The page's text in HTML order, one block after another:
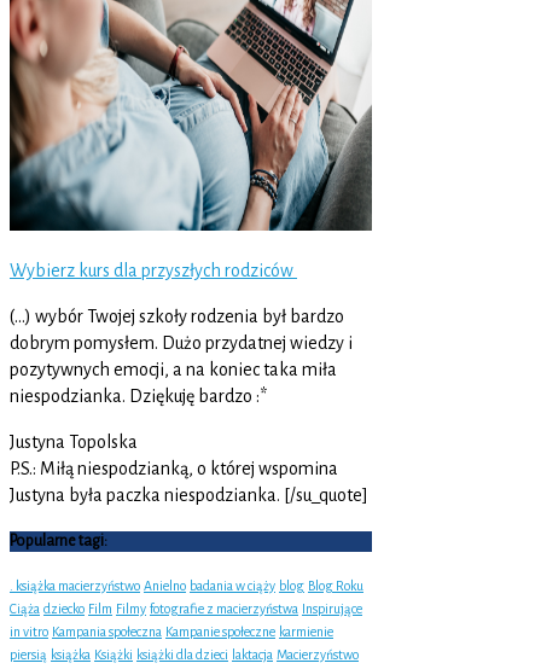
Wybierz kurs dla przyszłych rodziców
(…) wybór Twojej szkoły rodzenia był bardzo
dobrym pomysłem. Dużo przydatnej wiedzy i
pozytywnych emocji, a na koniec taka miła
niespodzianka. Dziękuję bardzo :*
Justyna Topolska
P.S.: Miłą niespodzianką, o której wspomina
Justyna była paczka niespodzianka. [/su_quote]
Popularne tagi:
. książka macierzyństwo Anielno badania w ciąży blog Blog Roku
Ciąża dziecko Film Filmy fotografie z macierzyństwa Inspirujące
in vitro Kampania społeczna Kampanie społeczne karmienie
piersią książka Książki książki dla dzieci laktacja Macierzyństwo